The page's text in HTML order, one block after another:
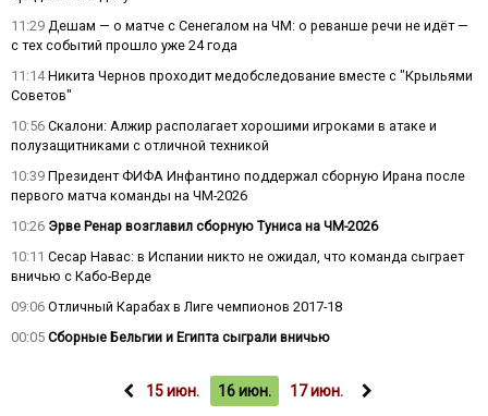
11:29 Дешам — о матче с Сенегалом на ЧМ: о реванше речи не идёт —
с тех событий прошло уже 24 года
11:14 Никита Чернов проходит медобследование вместе с "Крыльями
Советов"
10:56 Скалони: Алжир располагает хорошими игроками в атаке и
полузащитниками с отличной техникой
10:39 Президент ФИФА Инфантино поддержал сборную Ирана после
первого матча команды на ЧМ-2026
10:26 Эрве Ренар возглавил сборную Туниса на ЧМ-2026
10:11 Сесар Навас: в Испании никто не ожидал, что команда сыграет
вничью с Кабо-Верде
09:06 Отличный Карабах в Лиге чемпионов 2017-18
00:05 Сборные Бельгии и Египта сыграли вничью
15 июн. 16 июн. 17 июн.